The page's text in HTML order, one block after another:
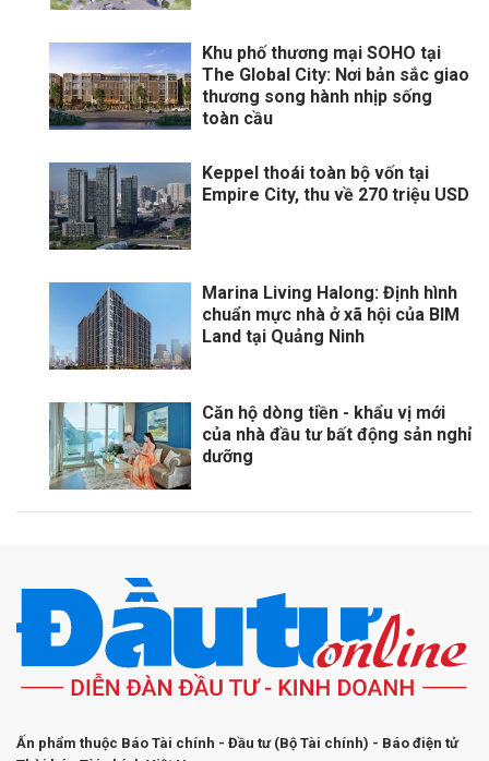
Khu phố thương mại SOHO tại
The Global City: Nơi bản sắc giao
thương song hành nhịp sống
toàn cầu
Keppel thoái toàn bộ vốn tại
Empire City, thu về 270 triệu USD
Marina Living Halong: Định hình
chuẩn mực nhà ở xã hội của BIM
Land tại Quảng Ninh
Căn hộ dòng tiền - khẩu vị mới
của nhà đầu tư bất động sản nghỉ
dưỡng
Ấn phẩm thuộc Báo Tài chính - Đầu tư (Bộ Tài chính) - Báo điện tử